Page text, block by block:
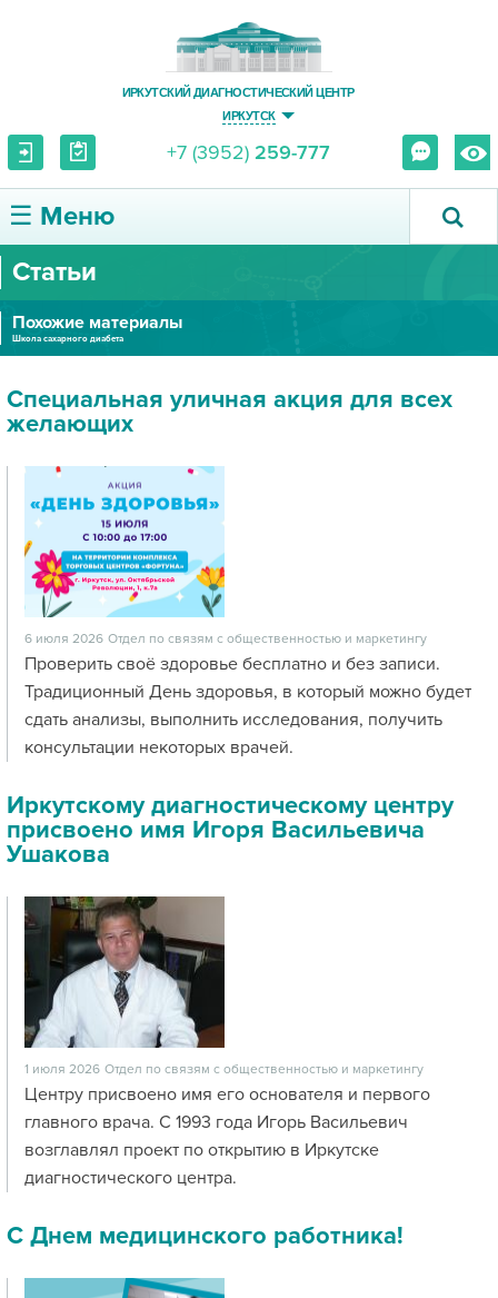
ИРКУТСКИЙ ДИАГНОСТИЧЕСКИЙ ЦЕНТР
ИРКУТСК
+7 (3952) 259-777
☰ Меню
О ЦЕНТРЕ
УСЛУГИ И ЦЕНЫ
ПРАВОВАЯ ИНФОРМАЦИЯ
Статьи
Похожие материалы
Школа сахарного диабета
Специальная уличная акция для всех
желающих
6 июля 2026 Отдел по связям с общественностью и маркетингу
Проверить своё здоровье бесплатно и без записи.
Традиционный День здоровья, в который можно будет
сдать анализы, выполнить исследования, получить
консультации некоторых врачей.
Иркутскому диагностическому центру
присвоено имя Игоря Васильевича
Ушакова
1 июля 2026 Отдел по связям с общественностью и маркетингу
Центру присвоено имя его основателя и первого
главного врача. С 1993 года Игорь Васильевич
возглавлял проект по открытию в Иркутске
диагностического центра.
С Днем медицинского работника!